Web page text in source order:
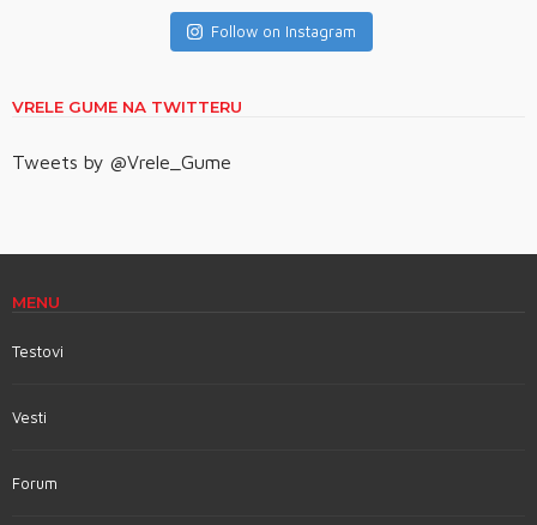
Follow on Instagram
VRELE GUME NA TWITTERU
Tweets by @Vrele_Gume
MENU
Testovi
Vesti
Forum